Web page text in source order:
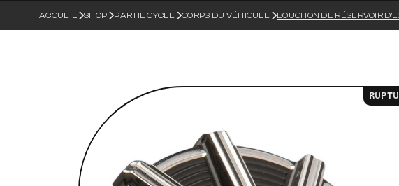
MOTEUR & PIÈCES DE RECHANGE
TRANSMISSION FINALE
ROUES & ACCESSOIRES
CORPS DU VÉHICULE
GUIDONS ET COMMANDES MANUELLES
SELLES & SISSYBARS
LIGNES D'ÉCHAPPEMENT
MATERIEL DE MONTAGE &
ÉLECTRICITÉ ET
BOUGIES
AUDIO,
ACCUEIL SHOP PARTIE CYCLE CORPS DU VÉHICULE BOUCHON DE RÉSERVOIR